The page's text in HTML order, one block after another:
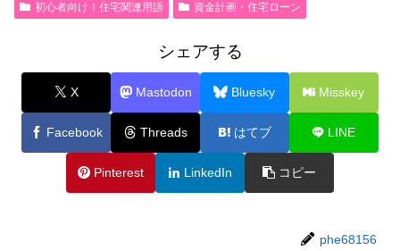
初心者向け！住宅関連用語 資金計画・住宅ローン
シェアする
X Mastodon Bluesky Misskey
Facebook Threads はてブ LINE
Pinterest LinkedIn コピー
phe68156